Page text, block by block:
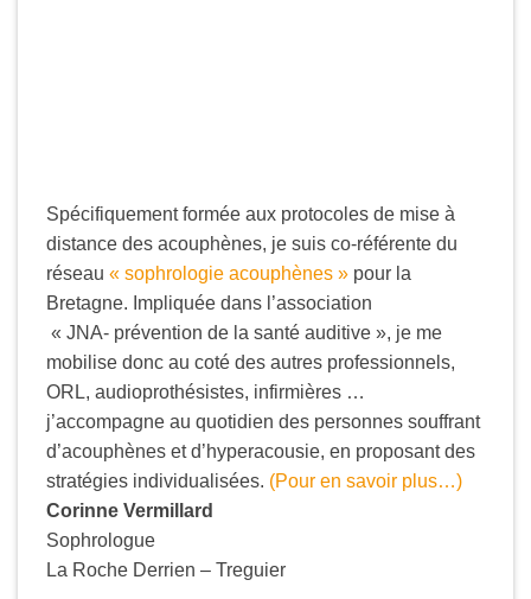
Spécifiquement formée aux protocoles de mise à
distance des acouphènes, je suis co-référente du
réseau « sophrologie acouphènes » pour la
Bretagne. Impliquée dans l’association
« JNA- prévention de la santé auditive », je me
mobilise donc au coté des autres professionnels,
ORL, audioprothésistes, infirmières …
j’accompagne au quotidien des personnes souffrant
d’acouphènes et d’hyperacousie, en proposant des
stratégies individualisées. (Pour en savoir plus…)
Corinne Vermillard
Sophrologue
La Roche Derrien – Treguier